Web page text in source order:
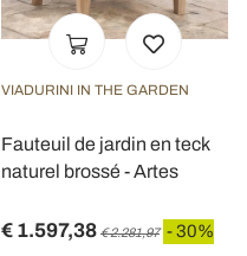
VIADURINI IN THE GARDEN
Fauteuil de jardin en teck
naturel brossé - Artes
€ 1.597,38 € 2.281,97 - 30%